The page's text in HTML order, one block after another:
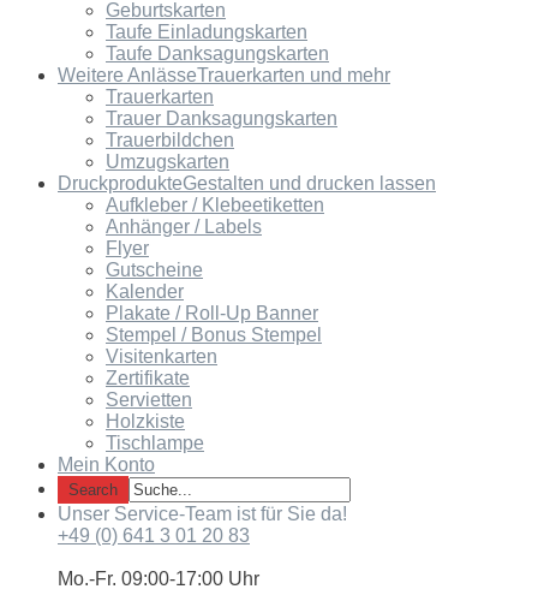
Geburtskarten
Taufe Einladungskarten
Taufe Danksagungskarten
Weitere AnlässeTrauerkarten und mehr
Trauerkarten
Trauer Danksagungskarten
Trauerbildchen
Umzugskarten
DruckprodukteGestalten und drucken lassen
Aufkleber / Klebeetiketten
Anhänger / Labels
Flyer
Gutscheine
Kalender
Plakate / Roll-Up Banner
Stempel / Bonus Stempel
Visitenkarten
Zertifikate
Servietten
Holzkiste
Tischlampe
Mein Konto
Unser Service-Team ist für Sie da!
+49 (0) 641 3 01 20 83
Mo.-Fr. 09:00-17:00 Uhr